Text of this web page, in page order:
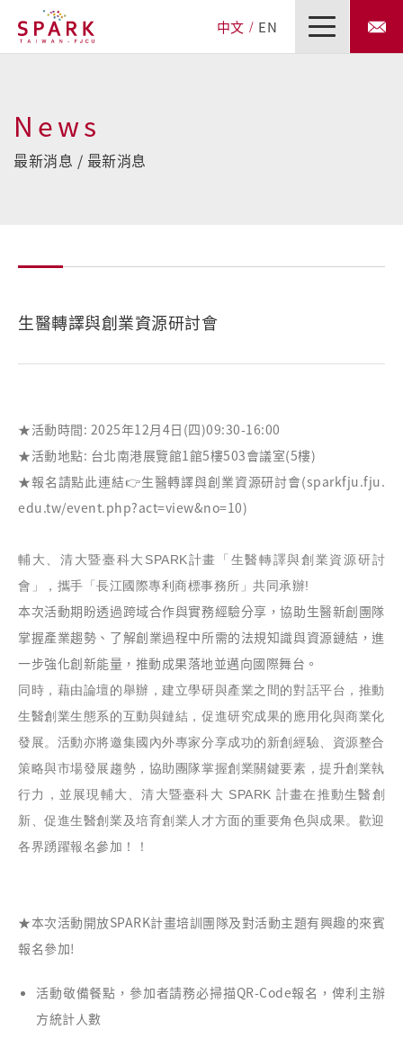
中文 EN
News
最新消息 / 最新消息
生醫轉譯與創業資源研討會
★活動時間: 2025年12月4日(四)09:30-16:00
★活動地點: 台北南港展覽館1館5樓503會議室(5樓)
★報名請點此連結👉生醫轉譯與創業資源研討會(sparkfju.fju.
edu.tw/event.php?act=view&no=10)
輔大、清大暨臺科大SPARK計畫「生醫轉譯與創業資源研討
會」，攜手「長江國際專利商標事務所」共同承辦!
本次活動期盼透過跨域合作與實務經驗分享，協助生醫新創團隊
掌握產業趨勢、了解創業過程中所需的法規知識與資源鏈結，進
一步強化創新能量，推動成果落地並邁向國際舞台。
同時，藉由論壇的舉辦，建立學研與產業之間的對話平台，推動
生醫創業生態系的互動與鏈結，促進研究成果的應用化與商業化
發展。活動亦將邀集國內外專家分享成功的新創經驗、資源整合
策略與市場發展趨勢，協助團隊掌握創業關鍵要素，提升創業執
行力，並展現輔大、清大暨臺科大 SPARK 計畫在推動生醫創
新、促進生醫創業及培育創業人才方面的重要角色與成果。歡迎
各界踴躍報名參加！！
★本次活動開放SPARK計畫培訓團隊及對活動主題有興趣的來賓
報名參加!
活動敬備餐點，參加者請務必掃描QR-Code報名，俾利主辦
方統計人數